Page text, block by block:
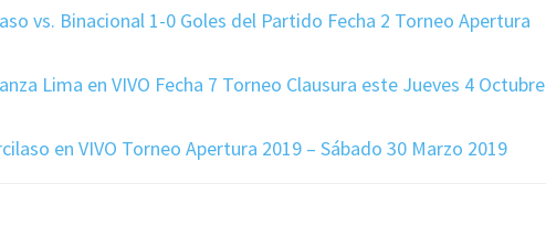
vs. Binacional 1-0 Goles del Partido Fecha 2 Torneo Apertura
Lima en VIVO Fecha 7 Torneo Clausura este Jueves 4 Octubre
en VIVO Torneo Apertura 2019 – Sábado 30 Marzo 2019